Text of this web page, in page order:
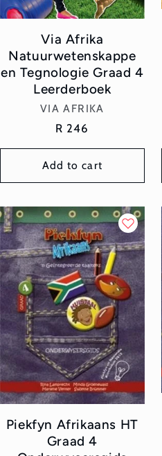
Via Afrika
Natuurwetenskappe
en Tegnologie Graad 4
Leerderboek
Vendor:
VIA AFRIKA
Regular
R 246
Add to cart
Piekfyn Afrikaans HT
Graad 4